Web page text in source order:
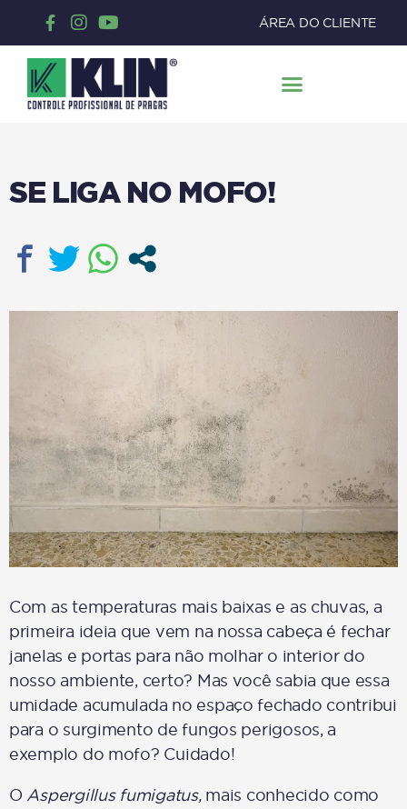
ÁREA DO CLIENTE
SE LIGA NO MOFO!
Com as temperaturas mais baixas e as chuvas, a
primeira ideia que vem na nossa cabeça é fechar
janelas e portas para não molhar o interior do
nosso ambiente, certo? Mas você sabia que essa
umidade acumulada no espaço fechado contribui
para o surgimento de fungos perigosos, a
exemplo do mofo? Cuidado!
O Aspergillus fumigatus, mais conhecido como